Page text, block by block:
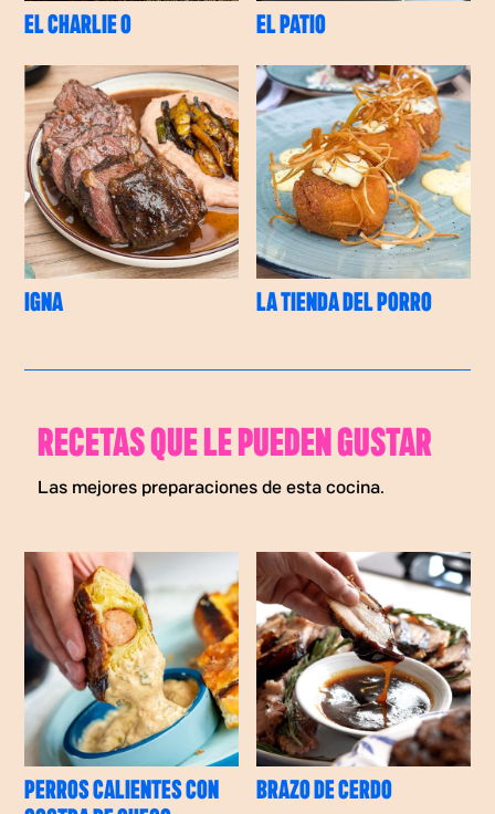
EL CHARLIE O EL PATIO
IGNA LA TIENDA DEL PORRO
RECETAS QUE LE PUEDEN GUSTAR
Las mejores preparaciones de esta cocina.
PERROS CALIENTES CON
BRAZO DE CERDO